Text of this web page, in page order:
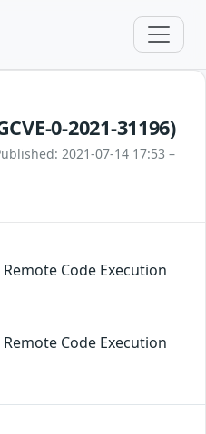
0-2021-31196)
2021-07-14 17:53 –
Code Execution
Code Execution